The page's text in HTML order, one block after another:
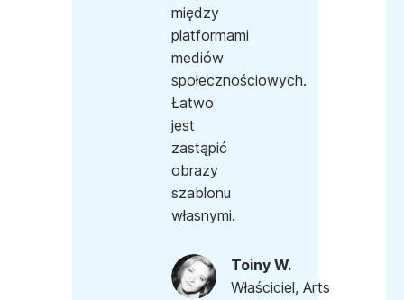
między
platformami
mediów
społecznościowych.
Łatwo
jest
zastąpić
obrazy
szablonu
własnymi.
Toiny W.
Właściciel, Arts